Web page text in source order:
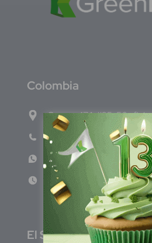
Colombia
Carrera 47A #95-56
Teléfono: (601) 757 0706
WhatsApp: +57 317 465
Lun - Vie 8:00am -
El Salvador